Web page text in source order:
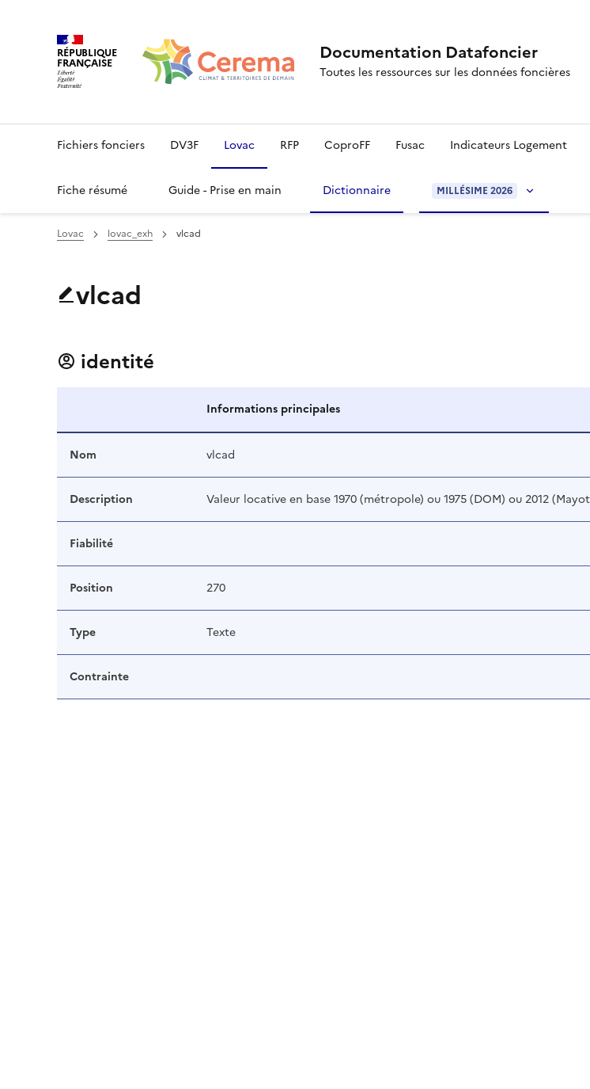
RÉPUBLIQUE
FRANÇAISE Documentation Datafoncier
Toutes les ressources sur les données foncières
Fichiers fonciers DV3F Lovac RFP CoproFF Fusac Indicateurs Logement
Fiche résumé Guide - Prise en main Dictionnaire MILLÉSIME 2026
Lovac lovac_exh vlcad
vlcad
identité
Informations principales
Nom vlcad
Description Valeur locative en base 1970 (métropole) ou 1975 (DOM) ou 2012
Fiabilité
Position 270
Type Texte
Contrainte